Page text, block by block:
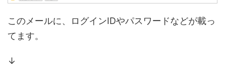
このメールに、ログインIDやパスワードなどが載っ
てます。
↓